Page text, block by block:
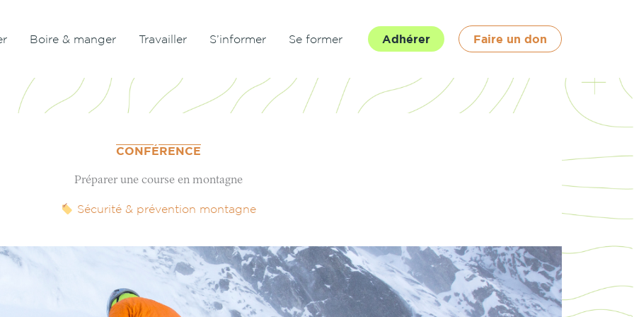
Boire & manger Travailler S’informer Se former Adhérer Faire un don
CONFÉRENCE
Préparer une course en montagne
Sécurité & prévention montagne